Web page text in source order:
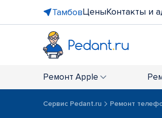
ТамбовЦеныКонтакты и
Ремонт Apple
Сервис Pedant.ru Ремонт